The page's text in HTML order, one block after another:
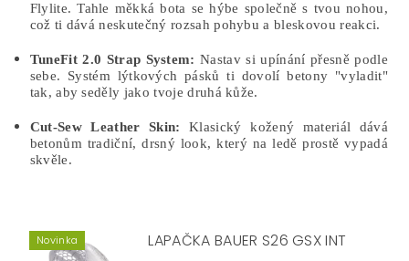
Flylite. Tahle měkká bota se hýbe společně s tvou nohou,
což ti dává neskutečný rozsah pohybu a bleskovou reakci.
TuneFit 2.0 Strap System: Nastav si upínání přesně podle
sebe. Systém lýtkových pásků ti dovolí betony "vyladit"
tak, aby seděly jako tvoje druhá kůže.
Cut-Sew Leather Skin:
Klasický kožený materiál dává
betonům tradiční, drsný look, který na ledě prostě vypadá
skvěle.
Novinka LAPAČKA BAUER S26 GSX INT